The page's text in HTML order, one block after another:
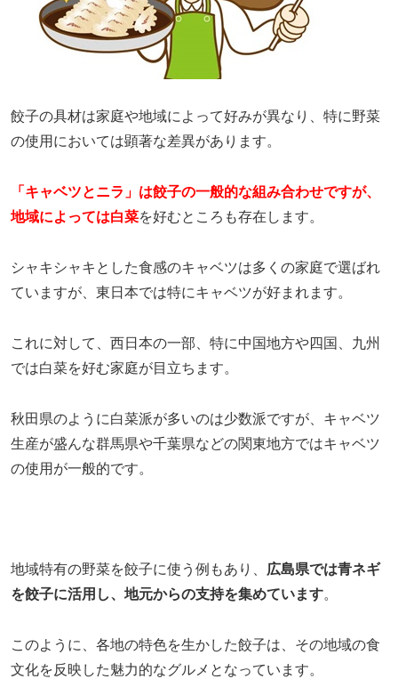
餃子の具材は家庭や地域によって好みが異なり、特に野菜
の使用においては顕著な差異があります。
「キャベツとニラ」は餃子の一般的な組み合わせですが、
地域によっては白菜を好むところも存在します。
シャキシャキとした食感のキャベツは多くの家庭で選ばれ
ていますが、東日本では特にキャベツが好まれます。
これに対して、西日本の一部、特に中国地方や四国、九州
では白菜を好む家庭が目立ちます。
秋田県のように白菜派が多いのは少数派ですが、キャベツ
生産が盛んな群馬県や千葉県などの関東地方ではキャベツ
の使用が一般的です。
地域特有の野菜を餃子に使う例もあり、 広島県では青ネギ
を餃子に活用し、地元からの支持を集めています。
このように、各地の特色を生かした餃子は、その地域の食
文化を反映した魅力的なグルメとなっています。